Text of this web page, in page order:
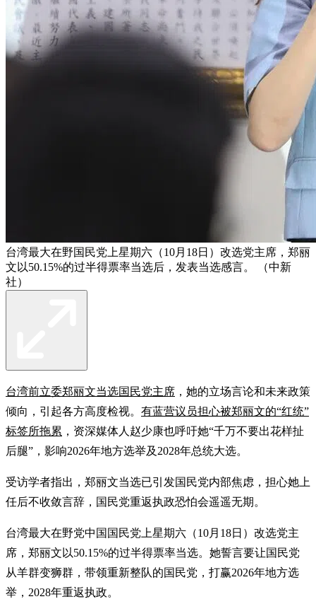
台湾最大在野国民党上星期六（10月18日）改选党主席，郑丽
文以50.15%的过半得票率当选后，发表当选感言。 （中新
社）
台湾前立委郑丽文当选国民党主席 ，她的立场言论和未来政策
倾向，引起各方高度检视。 有蓝营议员担心被郑丽文的“红统”
标签所拖累 ，资深媒体人赵少康也呼吁她“千万不要出花样扯
后腿”，影响2026年地方选举及2028年总统大选。
受访学者指出，郑丽文当选已引发国民党内部焦虑，担心她上
任后不收敛言辞，国民党重返执政恐怕会遥遥无期。
台湾最大在野党中国国民党上星期六（10月18日）改选党主
席，郑丽文以50.15%的过半得票率当选。她誓言要让国民党
从羊群变狮群，带领重新整队的国民党，打赢2026年地方选
举，2028年重返执政。